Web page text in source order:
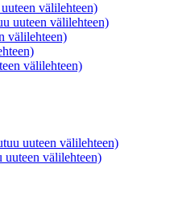
välilehteen)
uuteen välilehteen)
välilehteen)
välilehteen)
uuteen välilehteen)
uuteen välilehteen)